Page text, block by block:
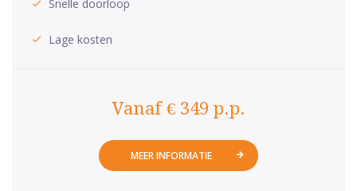
Snelle doorloop
Lage kosten
Vanaf € 349 p.p.
MEER INFORMATIE